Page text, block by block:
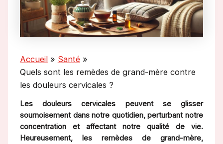
Accueil
Santé
Quels sont les remèdes de grand-mère contre
les douleurs cervicales ?
Les douleurs cervicales peuvent se glisser
sournoisement dans notre quotidien, perturbant notre
concentration et affectant notre qualité de vie.
Heureusement, les remèdes de grand-mère,